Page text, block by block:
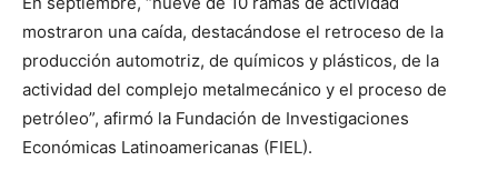
mostraron una caída, destacándose el retroceso de la
producción automotriz, de químicos y plásticos, de la
actividad del complejo metalmecánico y el proceso de
petróleo”, afirmó la Fundación de Investigaciones
Económicas Latinoamericanas (FIEL).